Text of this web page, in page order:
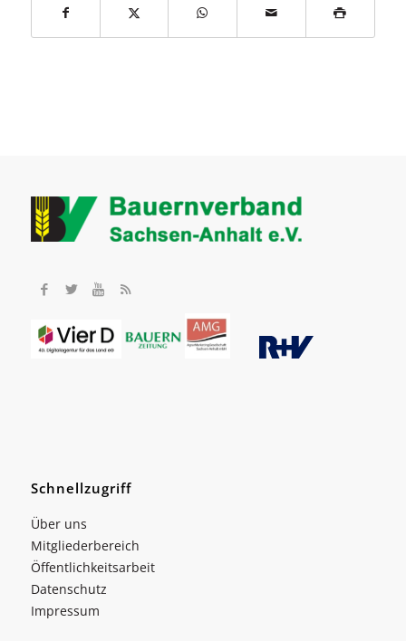
Schnellzugriff
Über uns
Mitgliederbereich
Öffentlichkeitsarbeit
Datenschutz
Impressum